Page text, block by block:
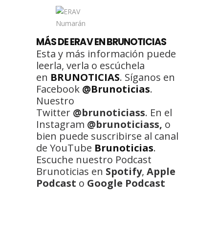
MÁS DE ERAV EN BRUNOTICIAS
Esta y más información puede
leerla, verla o escúchela
en BRUNOTICIAS. Síganos en
Facebook @Brunoticias.
Nuestro
Twitter @brunoticiass. En el
Instagram @brunoticiass, o
bien puede suscribirse al canal
de YouTube Brunoticias.
Escuche nuestro Podcast
Brunoticias en Spotify, Apple
Podcast o Google Podcast